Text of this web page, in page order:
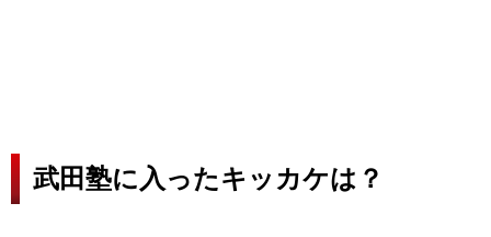
武田塾に入ったキッカケは？